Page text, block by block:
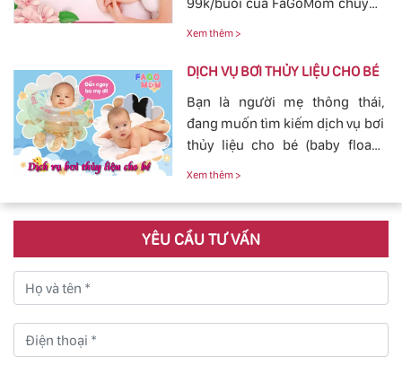
chuyện massage và tắm cho
con yêu của mình.
nghiệp, Dịch Vụ Hoàn Hảo,
yên tâm cho mẹ và bé.
Xem thêm >
DỊCH VỤ BƠI THỦY LIỆU CHO BÉ
Bạn là người mẹ thông thái,
đang muốn tìm kiếm dịch vụ bơi
thủy liệu cho bé (baby fload)
đảm bảo uy tín và chất lượng.
Xem thêm >
YÊU CẦU TƯ VẤN